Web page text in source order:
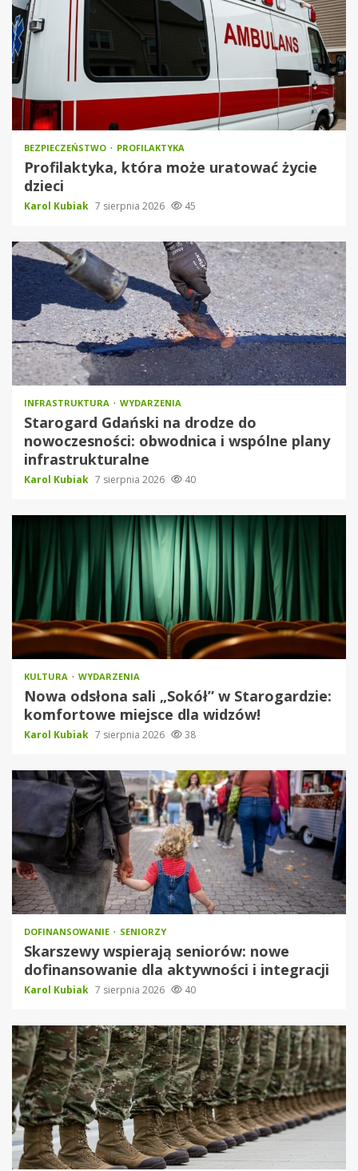
BEZPIECZEŃSTWO PROFILAKTYKA
Profilaktyka, która może uratować życie
dzieci
Karol Kubiak 7 sierpnia 2026 45
INFRASTRUKTURA WYDARZENIA
Starogard Gdański na drodze do
nowoczesności: obwodnica i wspólne plany
infrastrukturalne
Karol Kubiak 7 sierpnia 2026 40
KULTURA WYDARZENIA
Nowa odsłona sali „Sokół” w Starogardzie:
komfortowe miejsce dla widzów!
Karol Kubiak 7 sierpnia 2026 38
DOFINANSOWANIE SENIORZY
Skarszewy wspierają seniorów: nowe
dofinansowanie dla aktywności i integracji
Karol Kubiak 7 sierpnia 2026 40